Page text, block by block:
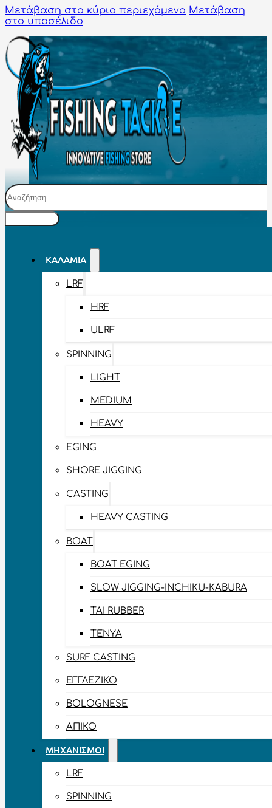
Μετάβαση στο κύριο περιεχόμενο Μετάβαση
στο υποσέλιδο
Αναζήτηση
ΚΑΛΆΜΙΑ
LRF
HRF
ULRF
SPINNING
LIGHT
MEDIUM
HEAVY
EGING
SHORE JIGGING
CASTING
HEAVY CASTING
BOAT
BOAT EGING
SLOW JIGGING-INCHIKU-KABURA
TAI RUBBER
TENYA
SURF CASTING
ΕΓΓΛΈΖΙΚΟ
BOLOGNESE
ΑΠΊΚΟ
ΜΗΧΑΝΙΣΜΟΊ
LRF
SPINNING